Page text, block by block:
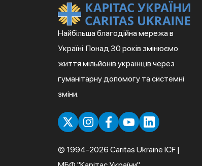
Найбільша благодійна мережа в
Україні. Понад 30 років змінюємо
життя мільйонів українців через
гуманітарну допомогу та системні
зміни.
© 1994-2026 Caritas Ukraine ICF |